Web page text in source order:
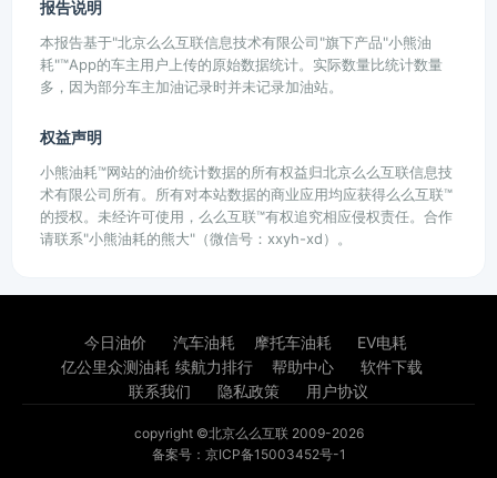
报告说明
本报告基于"北京么么互联信息技术有限公司"旗下产品"小熊油
耗"™App的车主用户上传的原始数据统计。实际数量比统计数量
多，因为部分车主加油记录时并未记录加油站。
权益声明
小熊油耗™网站的油价统计数据的所有权益归北京么么互联信息技
术有限公司所有。所有对本站数据的商业应用均应获得么么互联™
的授权。未经许可使用，么么互联™有权追究相应侵权责任。合作
请联系"小熊油耗的熊大"（微信号：xxyh-xd）。
今日油价 汽车油耗 摩托车油耗
EV电耗
亿公里众测油耗 续航力排行 帮助中心
软件下载
联系我们
隐私政策 用户协议
copyright ©北京么么互联 2009-2026
备案号：京ICP备15003452号-1